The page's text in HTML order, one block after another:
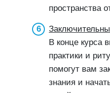
пространства
В конце курса
практики и
помогут вам
знания и